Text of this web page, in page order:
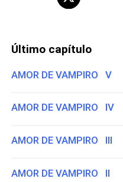
Último capítulo
AMOR DE VAMPIRO V
AMOR DE VAMPIRO IV
AMOR DE VAMPIRO III
AMOR DE VAMPIRO II